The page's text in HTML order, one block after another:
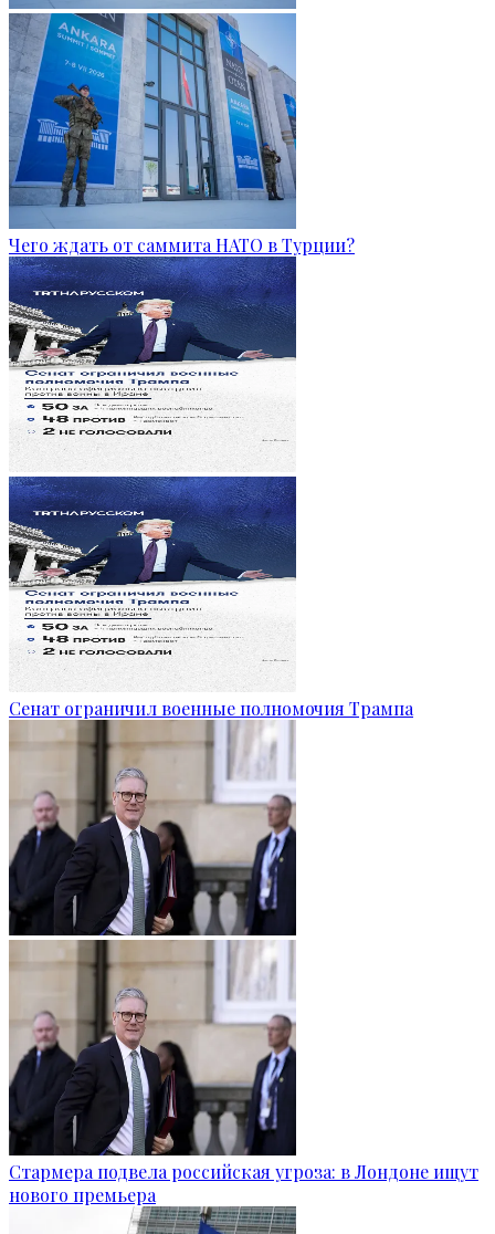
Чего ждать от саммита НАТО в Турции?
Сенат ограничил военные полномочия Трампа
Стармера подвела российская угроза: в Лондоне ищут
нового премьера